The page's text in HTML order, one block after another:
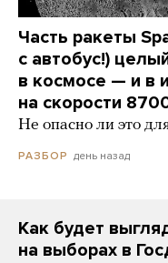
Часть ракеты
с автобус!)
в космосе — и в
на скорости
Не опасно ли это
РАЗБОР день назад
Как будет
на выборах в